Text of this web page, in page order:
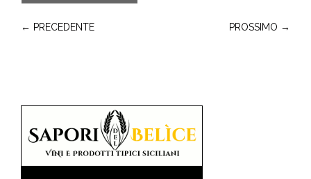
← PRECEDENTE PROSSIMO →